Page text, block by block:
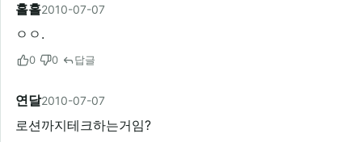
홀홀2010-07-07
ㅇㅇ.
0 0 답글
연달2010-07-07
로션까지테크하는거임?